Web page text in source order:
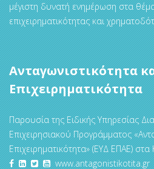
μέγιστη δυνατή ενημέρωση στα
επιχειρηματικότητας και
Ανταγωνιστικότητα
Επιχειρηματικότητα
Παρουσία της Ειδικής Υπηρεσίας
Επιχειρησιακού Προγράμματος
Επιχειρηματικότητα» (ΕΥΔ ΕΠΑΕ) στα
www.antagonistikotita.gr